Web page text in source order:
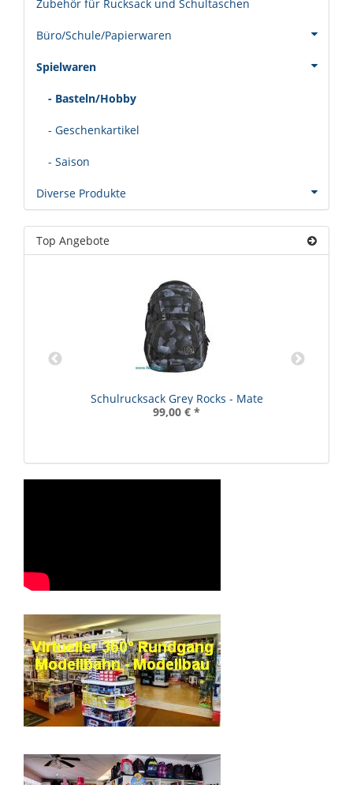
Zubehör für Rucksack und Schultaschen
Büro/Schule/Papierwaren
Spielwaren
- Basteln/Hobby
- Geschenkartikel
- Saison
Diverse Produkte
Top Angebote
Schulrucksack Grey Rocks - Mate
99,00 € *